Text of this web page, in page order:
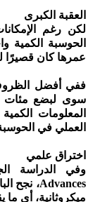
العقبة الكبرى
لكن رغم
الحوسبة
عمرها كان قصيرًا
ففي أفضل
سوى لبضع مئات
المعلومات
العملي في
اختراق علمي
ميكروثانية، أي ما يقرب من 100 ضعف